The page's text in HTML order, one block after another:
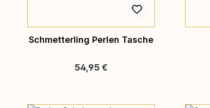
Schmetterling Perlen Tasche
Regulärer Preis:
54,95 €